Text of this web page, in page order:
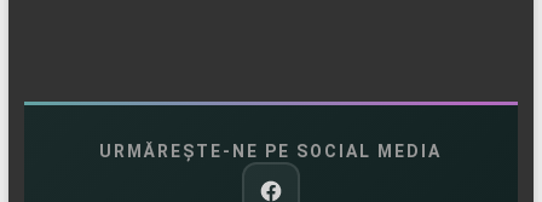
URMĂREȘTE-NE PE SOCIAL MEDIA